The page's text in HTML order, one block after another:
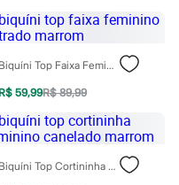
Biquíni Top Faixa Feminino Listrado Marrom
59,99R$ 89,99
Biquíni Top Cortininha Feminino Canelado Marrom